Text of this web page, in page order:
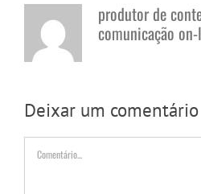
produtor de
comunicação
Deixar um comentário
Comentário